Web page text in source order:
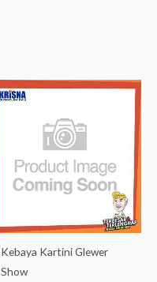
Kebaya Kartini Glewer
Show